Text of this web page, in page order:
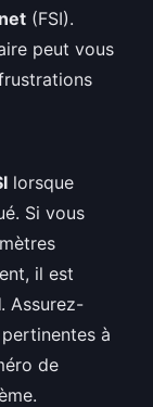
(FSI).
peut vous
lorsque
Si vous
il est
. Assurez-
à
de